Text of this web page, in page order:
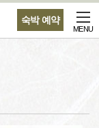
숙박 예약
MENU